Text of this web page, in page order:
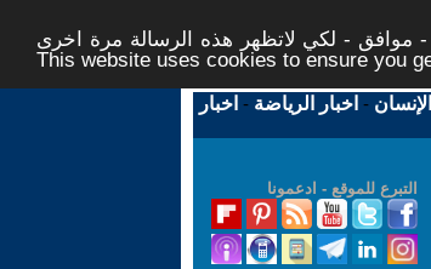
موافق - لكي لاتظهر هذه الرسالة مرة اخرى -
This website uses cookies to ensure you
- اخبار الرياضة - اخبار
التبرع للموقع - ادعمونا